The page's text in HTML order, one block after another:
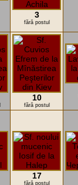
3
fără postul
10
fără postul
17
fără postul